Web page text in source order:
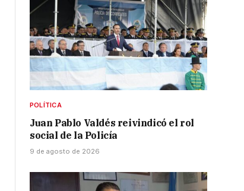
POLÍTICA
Juan Pablo Valdés reivindicó el rol
social de la Policía
9 de agosto de 2026